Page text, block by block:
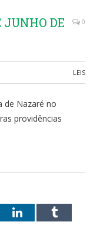
JUNHO DE
0
LEIS
de Nazaré no
providências
LinkedInTumblr